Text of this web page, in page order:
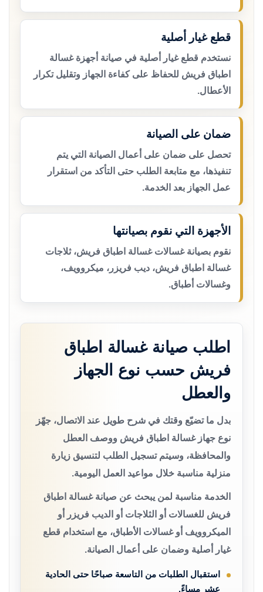
قطع غيار أصلية
نستخدم قطع غيار أصلية في صيانة أجهزة غسالة
اطباق فريش للحفاظ على كفاءة الجهاز وتقليل تكرار
الأعطال.
ضمان على الصيانة
تحصل على ضمان على أعمال الصيانة التي يتم
تنفيذها، مع متابعة الطلب حتى التأكد من استقرار
عمل الجهاز بعد الخدمة.
الأجهزة التي نقوم بصيانتها
نقوم بصيانة غسالات غسالة اطباق فريش، ثلاجات
غسالة اطباق فريش، ديب فريزر، ميكروويف،
وغسالات أطباق.
اطلب صيانة غسالة اطباق
فريش حسب نوع الجهاز
والعطل
بدل ما تضيّع وقتك في شرح طويل عند الاتصال، جهّز
نوع جهاز غسالة اطباق فريش ووصف العطل
والمحافظة، وسيتم تسجيل الطلب لتنسيق زيارة
منزلية مناسبة خلال مواعيد العمل اليومية.
الخدمة مناسبة لمن يبحث عن صيانة غسالة اطباق
فريش للغسالات أو الثلاجات أو الديب فريزر أو
الميكروويف أو غسالات الأطباق، مع استخدام قطع
غيار أصلية وضمان على أعمال الصيانة.
استقبال الطلبات من التاسعة صباحًا حتى الحادية
عشر مساءً.